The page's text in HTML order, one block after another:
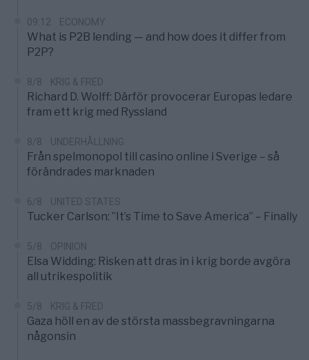
09:12 ECONOMY
What is P2B lending — and how does it differ from
P2P?
8/8 KRIG & FRED
Richard D. Wolff: Därför provocerar Europas ledare
fram ett krig med Ryssland
8/8 UNDERHÅLLNING
Från spelmonopol till casino online i Sverige – så
förändrades marknaden
6/8 UNITED STATES
Tucker Carlson: ”It’s Time to Save America” – Finally
5/8 OPINION
Elsa Widding: Risken att dras in i krig borde avgöra
all utrikespolitik
5/8 KRIG & FRED
Gaza höll en av de största massbegravningarna
någonsin